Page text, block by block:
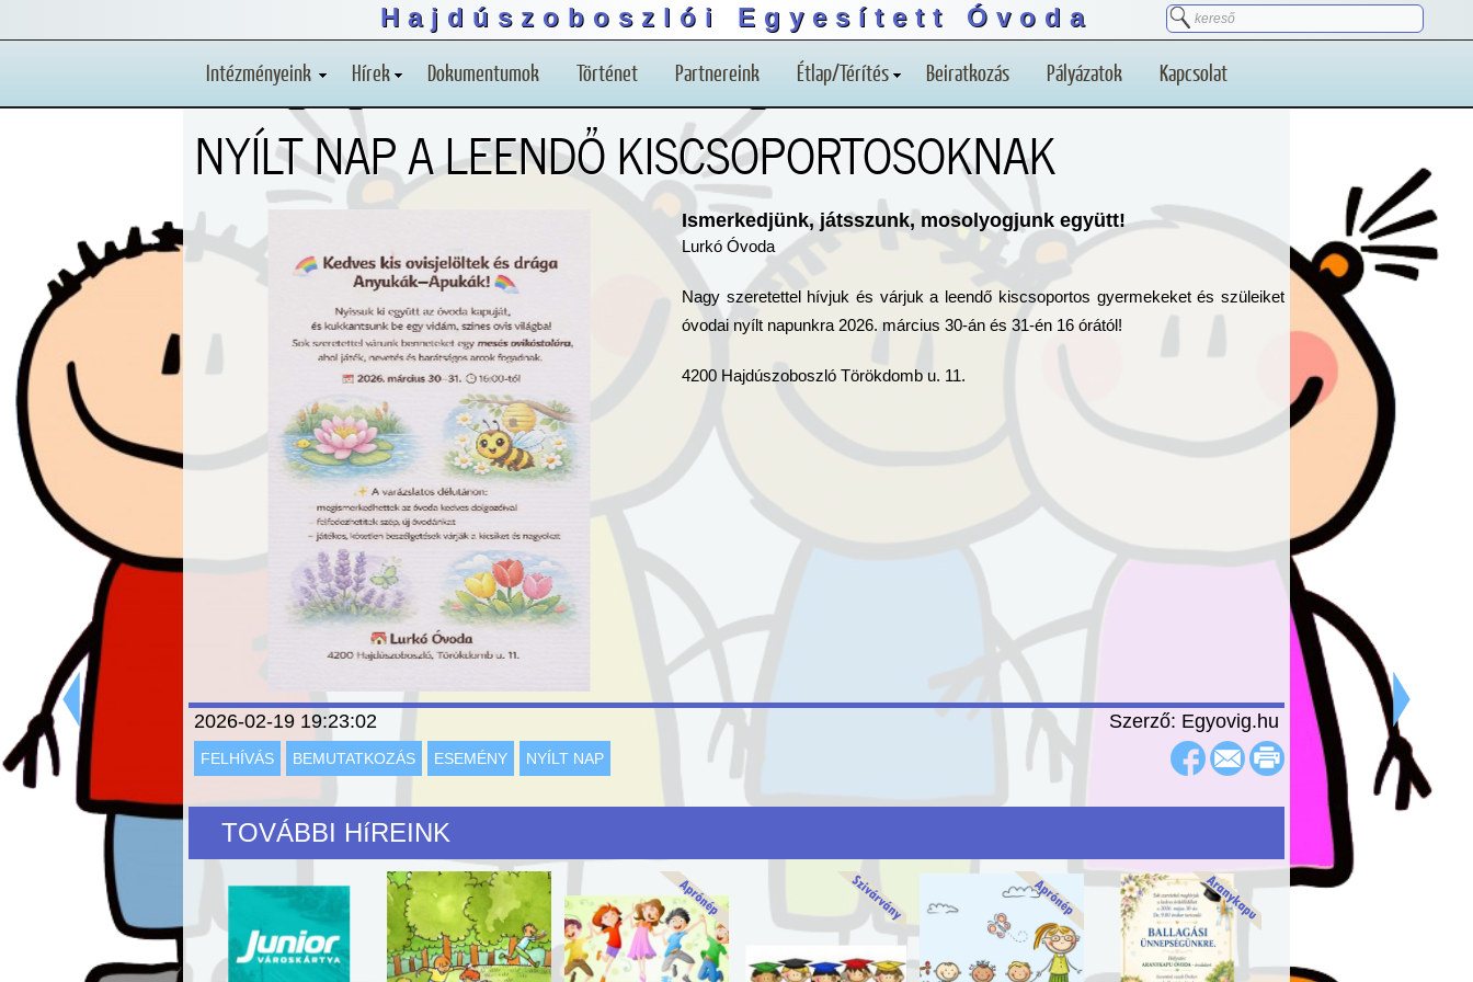
Hajdúszoboszlói Egyesített Óvoda
Intézményeink Hírek Dokumentumok Történet Partnereink Étlap/Térítés Beiratkozás Pályázatok Kapcsolat
NYÍLT NAP A LEENDŐ KISCSOPORTOSOKNAK
Ismerkedjünk, játsszunk, mosolyogjunk együtt!
Lurkó Óvoda
Nagy szeretettel hívjuk és várjuk a leendő kiscsoportos gyermekeket és szüleiket
óvodai nyílt napunkra 2026. március 30-án és 31-én 16 órától!
4200 Hajdúszoboszló Törökdomb u. 11.
2026-02-19 19:23:02 Szerző: Egyovig.hu
FELHÍVÁS BEMUTATKOZÁS ESEMÉNY NYÍLT NAP
TOVÁBBI HíREINK